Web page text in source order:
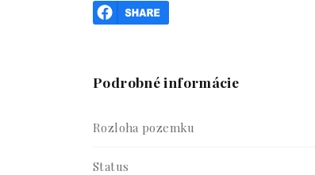
Podrobné informácie
Rozloha pozemku
Status